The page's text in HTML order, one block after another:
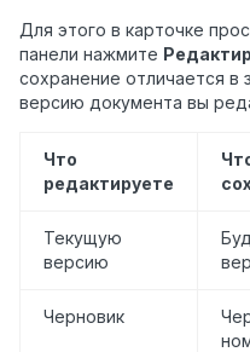
Для этого в карточке
панели нажмите
сохранение отличается в
версию документа вы
Что
редактируете
Текущую
версию
Черновик